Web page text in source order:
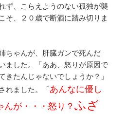
ず、こらえようのない孤独が襲
そ、２０歳で断酒に踏み切りま
ちゃんが、肝臓ガンで死んだ
ました。「ああ、怒りが原因で
きたんじゃないでしょうか？」
れました。「あんなに優し
んが・・・怒り？ふざ